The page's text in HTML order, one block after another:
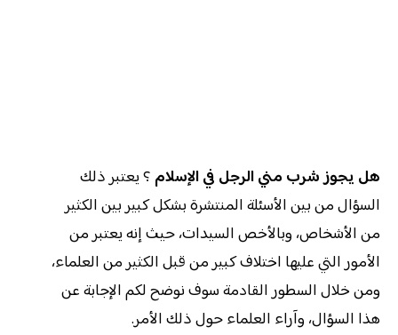
هل يجوز شرب مني الرجل في الإسلام ؟ يعتبر ذلك
السؤال من بين الأسئلة المنتشرة بشكل كبير بين الكثير
من الأشخاص، وبالأخص السيدات، حيث إنه يعتبر من
الأمور التي عليها اختلاف كبير من قبل الكثير من العلماء،
ومن خلال السطور القادمة سوف نوضح لكم الإجابة عن
هذا السؤال، وآراء العلماء حول ذلك الأمر.